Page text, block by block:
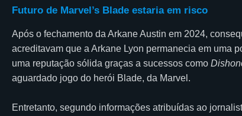
Futuro de Marvel’s Blade estaria em risco
Após o fechamento da Arkane Austin em 2024,
acreditavam que a Arkane Lyon permanecia em uma
uma reputação sólida graças a sucessos como
aguardado jogo do herói Blade, da Marvel.
Entretanto, segundo informações atribuídas ao